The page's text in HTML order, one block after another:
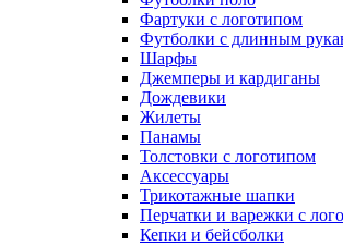
Фартуки с логотипом
Футболки с длинным
Шарфы
Джемперы и кардиганы
Дождевики
Жилеты
Панамы
Толстовки с логотипом
Аксессуары
Трикотажные шапки
Перчатки и варежки с
Кепки и бейсболки